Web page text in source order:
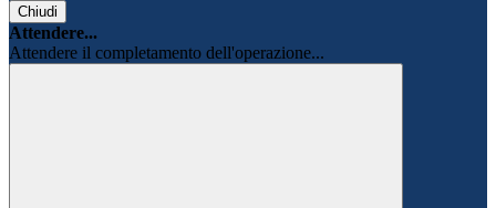
Chiudi
Attendere...
Attendere il completamento dell'operazione...